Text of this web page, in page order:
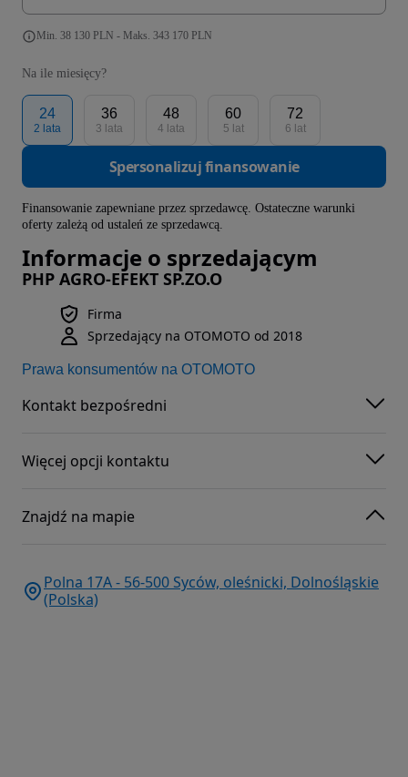
Min. 38 130 PLN - Maks. 343 170 PLN
Na ile miesięcy?
24
2 lata
36
3 lata
48
4 lata
60
5 lat
72
6 lat
Spersonalizuj finansowanie
Finansowanie zapewniane przez sprzedawcę. Ostateczne warunki
oferty zależą od ustaleń ze sprzedawcą.
Informacje o sprzedającym
PHP AGRO-EFEKT SP.ZO.O
Firma
Sprzedający na OTOMOTO od 2018
Prawa konsumentów na OTOMOTO
Kontakt bezpośredni
Więcej opcji kontaktu
Znajdź na mapie
Polna 17A - 56-500 Syców, oleśnicki, Dolnośląskie
(Polska)